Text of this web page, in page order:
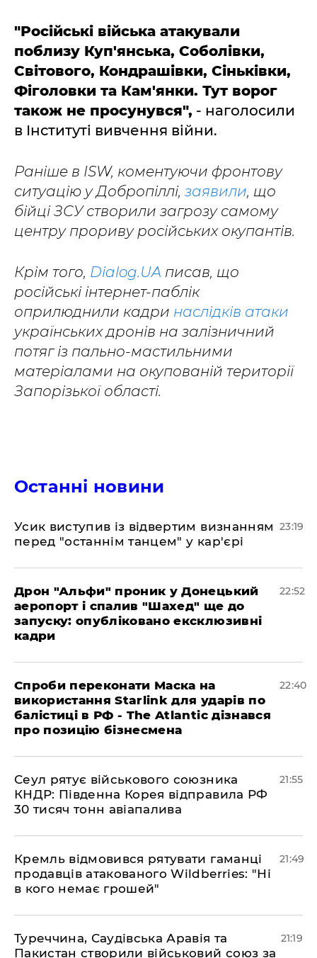
"Російські війська атакували
поблизу Куп'янська, Соболівки,
Світового, Кондрашівки, Сіньківки,
Фіголовки та Кам'янки. Тут ворог
також не просунувся", - наголосили
в Інституті вивчення війни.
Раніше в ISW, коментуючи фронтову
ситуацію у Добропіллі, заявили, що
бійці ЗСУ створили загрозу самому
центру прориву російських окупантів.
Крім того, Dialog.UA писав, що
російські інтернет-паблік
оприлюднили кадри наслідків атаки
українських дронів на залізничний
потяг із пально-мастильними
матеріалами на окупованій території
Запорізької області.
Останні новини
​Усик виступив із відвертим визнанням
перед "останнім танцем" у кар'єрі
23:19
​Дрон "Альфи" проник у Донецький
аеропорт і спалив "Шахед" ще до
запуску: опубліковано ексклюзивні
кадри
22:52
​Спроби переконати Маска на
використання Starlink для ударів по
балістиці в РФ - The Atlantic дізнався
про позицію бізнесмена
22:40
​Сеул рятує військового союзника
КНДР: Південна Корея відправила РФ
30 тисяч тонн авіапалива
21:55
​Кремль відмовився рятувати гаманці
продавців атакованого Wildberries: "Ні
в кого немає грошей"
21:49
​Туреччина, Саудівська Аравія та
Пакистан створили військовий союз за
21:19